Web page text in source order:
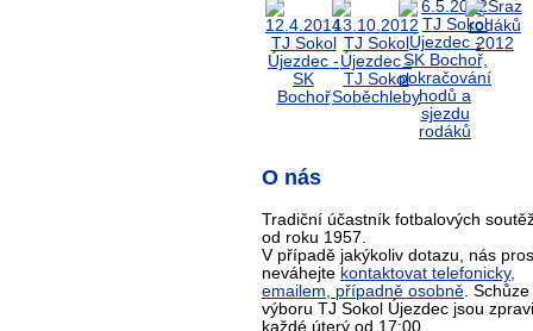
O nás
Tradiční účastník fotbalových
od roku 1957.
V případě jakýkoliv dotazu, nás
neváhejte kontaktovat telefonicky,
emailem, případně osobně. Schůze
výboru TJ Sokol Újezdec jsou
každé úterý od 17:00.